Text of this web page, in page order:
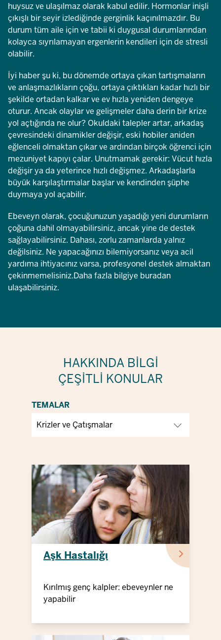
huysuz ve ulaşılmaz olarak kabul edilir. Hormonlar inişli
çıkışlı bir seyir izlediğinde gerginlik kaçınılmazdır. Bu
durum tüm aile için ve tabii ki duygusal durumlarından
kolayca sıyrılamayan ergenlerin kendileri için de stresli
olabilir.
İyi haber şu ki, bu dönemde ortaya çıkan tartışmaların
ve anlaşmazlıkların çoğu, ortaya çıktıkları kadar hızlı bir
şekilde ortadan kalkar ve ev hızla yeniden dengeye
oturur. Ancak olaylar ve gelişmeler daha derin bir krize
yol açtığında ne olur? Okuldaki talepler artar, arkadaş
çevresindeki dinamikler değişir, eski hobiler aniden
eğlenceli olmaktan çıkar ve ardından birçok öğrenci için
mezuniyet kapıyı çalar. Unutmamak gerekir: Vücut hızla
değişir ya da yeterince hızlı değişmez. Arkadaşlarla
büyük karşılaştırmalar başlar ve kendinden şüphe
duymaya yol açabilir.
Ebeveyn olarak, çocuğunuzun yaşadığı yeni durumların
çoğuna dahil olmayabilirsiniz, ancak yine de destek
sağlayabilirsiniz. Dahası, zorlu zamanlarda yalnız
değilsiniz. Ne yapacağınızı bilemiyorsanız veya acil
yardıma ihtiyacınız varsa, profesyonel destek almaktan
çekinmemelisiniz.Daha fazla bilgiye buradan
ulaşabilirsiniz.
HAKKINDA BILGI
ÇEŞITLI KONULAR
TEMALAR
Aşk Hastalığı
Kırılmış genç kalpler: ebeveynler ne
yapabilir